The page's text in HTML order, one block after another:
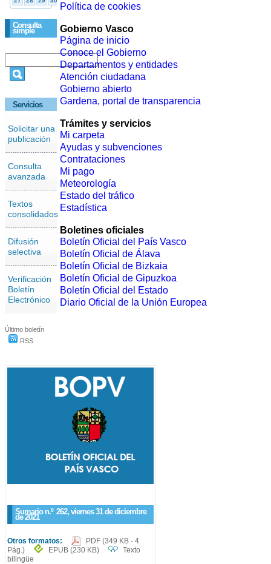
Consulta
simple
Servicios
Solicitar una
publicación
Consulta
avanzada
Textos
consolidados
Difusión
selectiva
Verificación
Boletín
Electrónico
Último boletín
RSS
Sumario n.º 262, viernes 31 de diciembre
de 2021
Otros formatos: PDF (349 KB - 4
Pág.)
EPUB (230 KB)
Texto
bilingüe
Política de cookies
Gobierno Vasco
Página de inicio
Conoce el Gobierno
Departamentos y entidades
Atención ciudadana
Gobierno abierto
Gardena, portal de transparencia
Trámites y servicios
Mi carpeta
Ayudas y subvenciones
Contrataciones
Mi pago
Meteorología
Estado del tráfico
Estadística
Boletines oficiales
Boletín Oficial del País Vasco
Boletín Oficial de Álava
Boletín Oficial de Bizkaia
Boletín Oficial de Gipuzkoa
Boletín Oficial del Estado
Diario Oficial de la Unión Europea